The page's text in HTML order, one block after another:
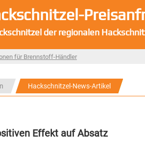
der regionalen
für Brennstoff-Händler
Hackschnitzel-News-Artikel
Effekt auf Absatz